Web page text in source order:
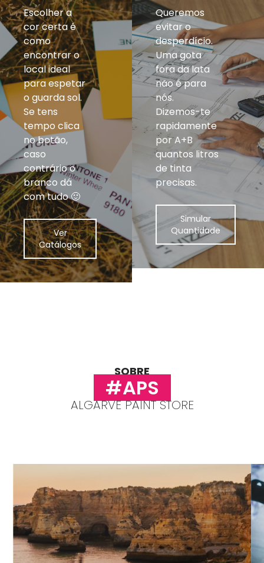
Escolher a
cor certa é
como
encontrar o
local ideal
para espetar
o guarda sol.
Se tens
tempo clica
no botão,
caso
contrário o
branco dá
com tudo 🙂
Ver
Catálogos
Queremos
evitar o
desperdício.
Uma gota
fora da lata
não é para
nós.
Dizemos-te
rapidamente
por A+B
quantos litros
de tinta
precisas.
Simular
Quantidade
SOBRE
#APS
ALGARVE PAINT STORE